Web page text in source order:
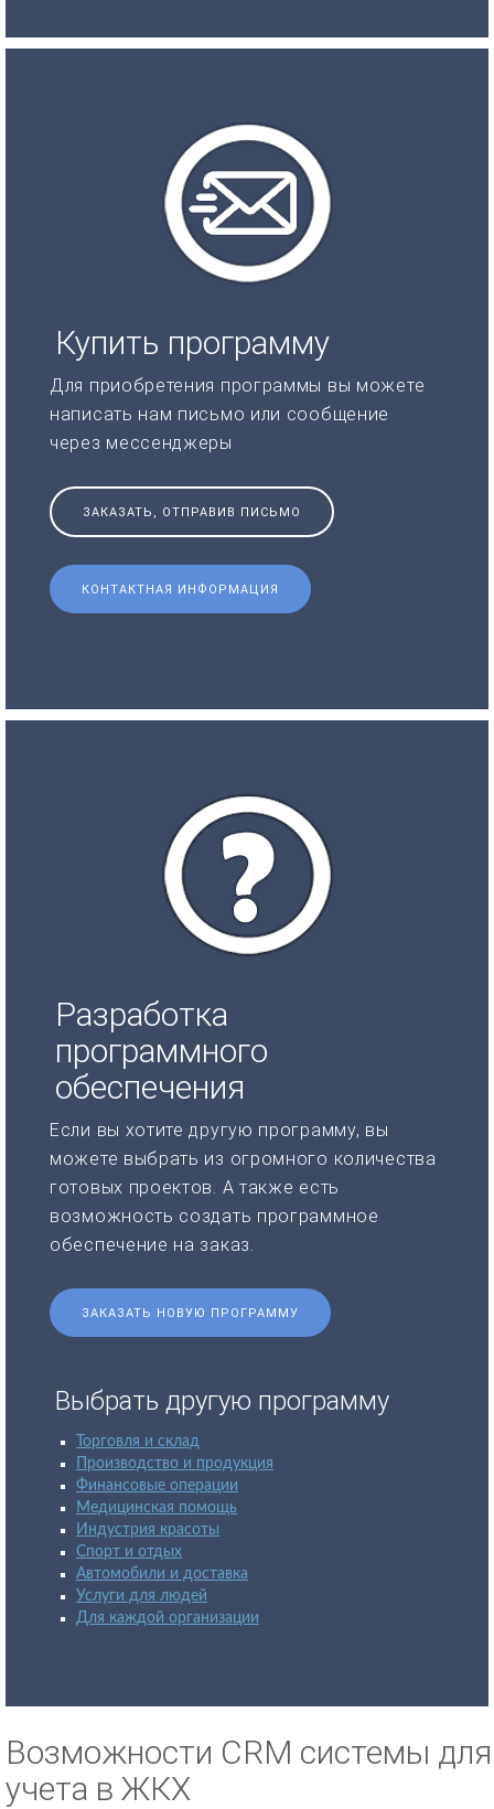
Купить программу
Для приобретения программы вы можете
написать нам письмо или сообщение
через мессенджеры
ЗАКАЗАТЬ, ОТПРАВИВ ПИСЬМО
КОНТАКТНАЯ ИНФОРМАЦИЯ
Разработка
программного
обеспечения
Если вы хотите другую программу, вы
можете выбрать из огромного количества
готовых проектов. А также есть
возможность создать программное
обеспечение на заказ.
ЗАКАЗАТЬ НОВУЮ ПРОГРАММУ
Выбрать другую программу
Торговля и склад
Производство и продукция
Финансовые операции
Медицинская помощь
Индустрия красоты
Спорт и отдых
Автомобили и доставка
Услуги для людей
Для каждой организации
Возможности CRM системы для
учета в ЖКХ